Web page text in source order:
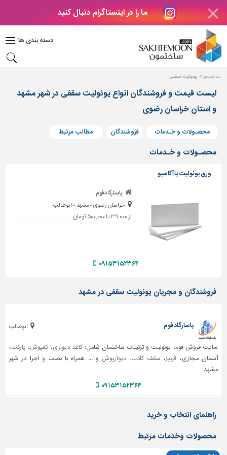
ما را در اینستاگرام دنبال کنید
دسته بندی ها
دکوراسیون
بتن
های
بتنی
درب
پنجره
مصالح
پله،
و
دیوارپوش،
بهداشتی
و
ماشین
آلات
برقی،روشنایی،ایمنی
نما
ساخت
و
ساز
ساختمون یونولیت سقفی
لیست قیمت و فروشندگان انواع یونولیت سقفی در شهر مشهد
و استان خراسان رضوی
محصـولات و خـدمات فروشندگان مطالب مرتبط
محصـولات و خـدمات
ورق یونولیت یا آکاسیو
پاسارگاد فوم
خراسان رضوی - مشهد - ابوطالب
از ۳۹,۰۰۰ تا ۵۰۰,۰۰۰ تومان
۰۹۱۵۳۱۵۲۳۶۴
فروشندگان و مجریان یونولیت سقفی در مشهد
ابوطالب پاسارگاد فوم
سایت فروش فوم، یونولیت و تزئینات ساختمان شامل:کاغذ دیواری، کفپوش، پارکت،
آسمان مجازی، قرنیز، سقف کاذب،دیوارپوش و ... همراه با نصب و اجرا در شهر
مشهد
۰۹۱۵۳۱۵۲۳۶۴
راهنمای انتخاب و خرید
محصولات وخدمات مرتبط